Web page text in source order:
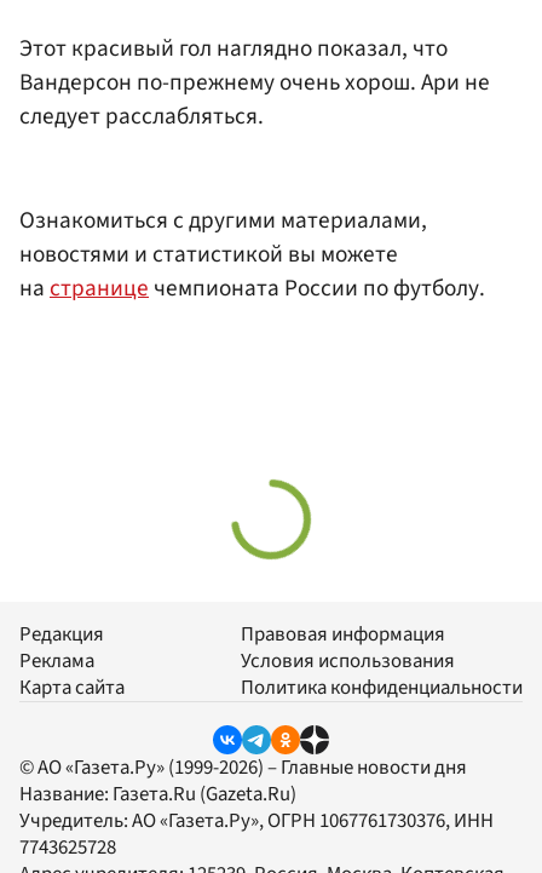
Этот красивый гол наглядно показал, что
Вандерсон по-прежнему очень хорош. Ари не
следует расслабляться.
Ознакомиться с другими материалами,
новостями и статистикой вы можете
на странице чемпионата России по футболу.
Редакция
Реклама
Карта сайта
Правовая информация
Условия использования
Политика конфиденциальности
© АО «Газета.Ру» (1999-2026) – Главные новости дня
Название: Газета.Ru (Gazeta.Ru)
Учредитель:АО «Газета.Ру», ОГРН 1067761730376, ИНН
7743625728